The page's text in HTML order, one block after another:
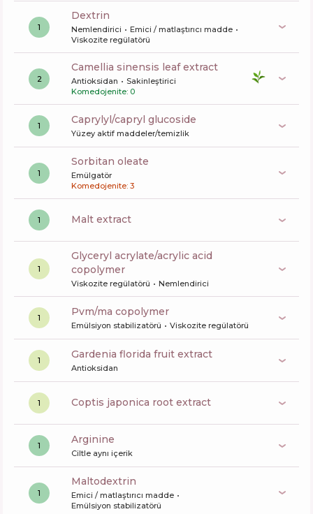
1
dextrin
Nemlendirici
Emici / matlaştırıcı madde
Viskozite regülatörü
2
camellia sinensis leaf extract
Antioksidan
Sakinleştirici
Komedojenite: 0
1 caprylyl/capryl glucoside
Yüzey aktif maddeler/temizlik
1
sorbitan oleate
Emülgatör
Komedojenite: 3
1 malt extract
1
glyceryl acrylate/acrylic acid
copolymer
Viskozite regülatörü Nemlendirici
1 pvm/ma copolymer
Emülsiyon stabilizatörü Viskozite regülatörü
1 gardenia florida fruit extract
Antioksidan
1 coptis japonica root extract
1 arginine
Ciltle aynı içerik
1
maltodextrin
Emici / matlaştırıcı madde
Emülsiyon stabilizatörü